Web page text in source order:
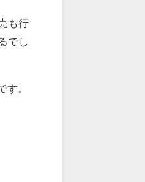
も行
でし
す。